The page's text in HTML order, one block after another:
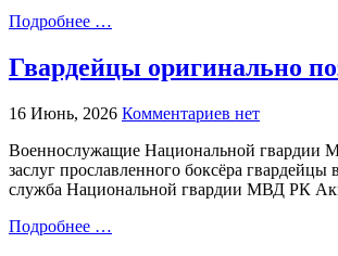
Подробнее …
Гвардейцы оригинально
16 Июнь, 2026 Комментариев нет
Военнослужащие Национальной гвардии
заслуг прославленного боксёра
служба Национальной гвардии МВД РК
Подробнее …